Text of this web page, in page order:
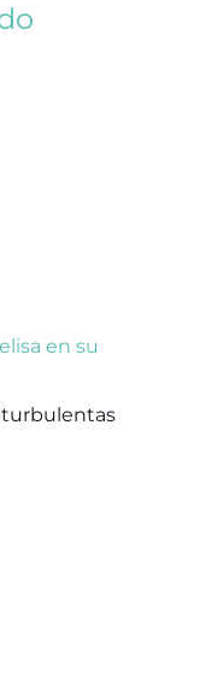
en su
turbulentas